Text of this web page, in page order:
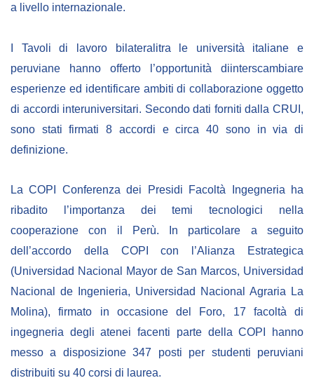
a livello internazionale.
I Tavoli di lavoro bilateralitra le università italiane e
peruviane hanno offerto l’opportunità diinterscambiare
esperienze ed identificare ambiti di collaborazione oggetto
di accordi interuniversitari. Secondo dati forniti dalla CRUI,
sono stati firmati 8 accordi e circa 40 sono in via di
definizione.
La COPI Conferenza dei Presidi Facoltà Ingegneria ha
ribadito l’importanza dei temi tecnologici nella
cooperazione con il Perù. In particolare a seguito
dell’accordo della COPI con l’Alianza Estrategica
(Universidad Nacional Mayor de San Marcos, Universidad
Nacional de Ingenieria, Universidad Nacional Agraria La
Molina), firmato in occasione del Foro, 17 facoltà di
ingegneria degli atenei facenti parte della COPI hanno
messo a disposizione 347 posti per studenti peruviani
distribuiti su 40 corsi di laurea.